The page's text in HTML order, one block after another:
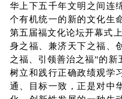
华上下五千年文明之间连
个有机统一的新的文化生
第五届福文化论坛开幕式
身之福、兼济天下之福、
之福、引领善治之福”的
树立和践行正确政绩观学
通、目标一致，正是对中